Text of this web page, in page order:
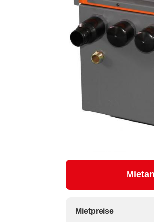
Mietpreise